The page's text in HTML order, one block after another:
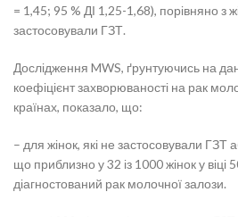
= 1,45; 95 % ДІ 1,25-1,68), порівняно з
застосовували ГЗТ.
Дослідження MWS, ґрунтуючись на
коефіцієнт захворюваності на рак
країнах, показало, що:
– для жінок, які не застосовували ГЗТ
що приблизно у 32 із 1000 жінок у віці
діагностований рак молочної залози.